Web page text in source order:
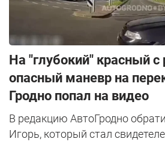
На "глубокий" красный с
опасный маневр на
Гродно попал на видео
В редакцию АвтоГродно
Игорь, который стал